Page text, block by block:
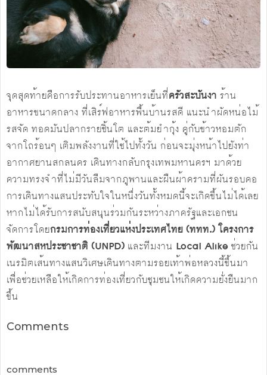
จุดสุดท้ายคือการรับประทานอาหารเย็นที่ครัวสะบันงา ร้าน
อาหารขนาดกลาง ที่เสิร์ฟอาหารพื้นบ้านรสดี แนะนำผัดหน่อไม้
รสจัด ทอดมันปลากรายชิ้นโต และต้มยำกุ้ง คู่กับข้าวหอมตัก
จากโถร้อนๆ เติมพลังงานที่ใช้ไปทั้งวัน ก่อนจะมุ่งหน้าไปยังท่า
อากาศยานสกลนคร เดินทางกลับกรุงเทพมหานครฯ มาด้วย
ความทรงจำที่ไม่มีวันลืมจากภูพานและผืนผ้าครามที่ผันรอบคอ
การเดินทางแสนประทับใจในหนึ่งวันทั้งหมดนี้จะเกิดขึ้นไม่ได้เลย
หากไม่ได้รับการสนับสนุนร่วมกันระหว่างภาครัฐและเอกชน
จัดการโดยกรมการท่องเที่ยวแห่งประเทศไทย (ททท.) โครงการ
พัฒนาสหประชาชาติ (UNPD) และทีมงาน Local Alike ช่วยกัน
เนรมิตเส้นทางแสนวิเศษเดินทางตามรอยเท้าพ่อหลวงนี้ขึ้นมา
เพื่อช่วยเหลือให้เกิดการท่องเที่ยวกับชุมชนให้เกิดความยั่งยืนมาก
ขึ้น
Comments
comments